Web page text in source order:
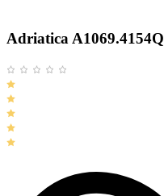
Adriatica A1069.4154Q